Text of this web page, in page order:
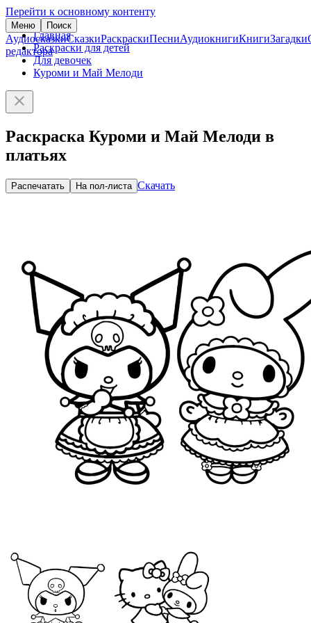
Перейти к основному контенту
Меню Поиск
АудиосказкиСказкиРаскраскиПесниАудиокнигиКнигиЗагадки
редактора
Главная
Раскраски для детей
Для девочек
Куроми и Май Мелоди
Раскраска Куроми и Май Мелоди в
платьях
Распечатать На пол-листа Скачать